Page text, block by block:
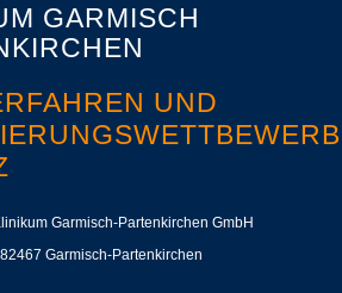
GARMISCH
UND
Garmisch-Partenkirchen GmbH
82467 Garmisch-Partenkirchen